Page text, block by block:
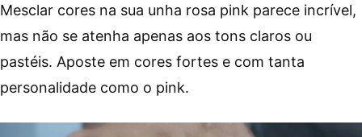
Mesclar cores na sua unha rosa pink parece incrível,
mas não se atenha apenas aos tons claros ou
pastéis. Aposte em cores fortes e com tanta
personalidade como o pink.